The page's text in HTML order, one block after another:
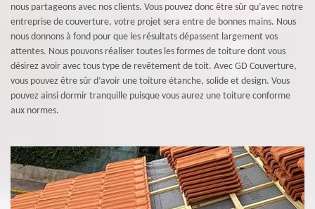
nous partageons avec nos clients. Vous pouvez donc être sûr qu’avec notre
entreprise de couverture, votre projet sera entre de bonnes mains. Nous
nous donnons à fond pour que les résultats dépassent largement vos
attentes. Nous pouvons réaliser toutes les formes de toiture dont vous
désirez avoir avec tous type de revêtement de toit. Avec GD Couverture,
vous pouvez être sûr d’avoir une toiture étanche, solide et design. Vous
pouvez ainsi dormir tranquille puisque vous aurez une toiture conforme
aux normes.